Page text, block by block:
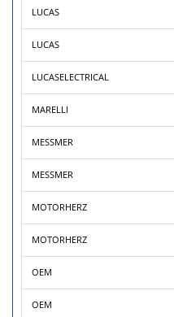
LUCAS
LUCAS
LUCASELECTRICAL
MARELLI
MESSMER
MESSMER
MOTORHERZ
MOTORHERZ
OEM
OEM